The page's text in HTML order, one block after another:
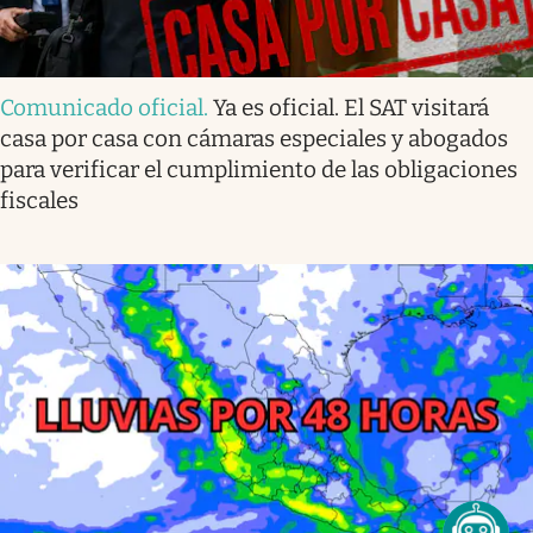
Comunicado oficial. Ya es oficial. El SAT visitará
casa por casa con cámaras especiales y abogados
para verificar el cumplimiento de las obligaciones
fiscales